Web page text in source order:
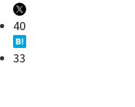
40
33